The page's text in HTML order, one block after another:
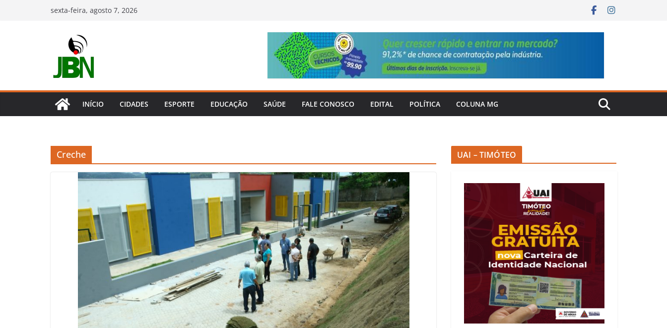
sexta-feira, agosto 7, 2026
INÍCIO CIDADES ESPORTE EDUCAÇÃO SAÚDE FALE CONOSCO EDITAL POLÍTICA COLUNA MG
Creche UAI – TIMÓTEO